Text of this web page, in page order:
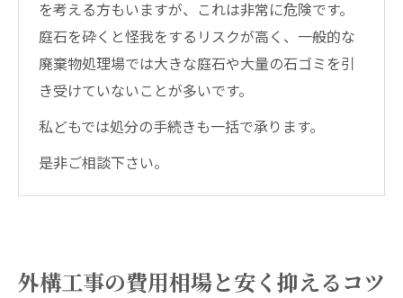
を考える方もいますが、これは非常に危険です。
庭石を砕くと怪我をするリスクが高く、一般的な
廃棄物処理場では大きな庭石や大量の石ゴミを引
き受けていないことが多いです。
私どもでは処分の手続きも一括で承ります。
是非ご相談下さい。
外構工事の費用相場と安く抑えるコツ